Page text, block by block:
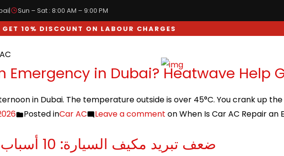
| Sun – Sat : 8:00 AM – 9:00 PM
DISCOUNT ON LABOUR CHARGES
Emergency in Dubai? Heatwave Help
in Dubai. The temperature outside is over 45°C. You crank up
Posted inCar AC Leave a comment on When Is Car AC Repair
ضعف تبريد مكيف السيارة: 10 أسباب شائعة وكيف تتصرف بسرعة؟